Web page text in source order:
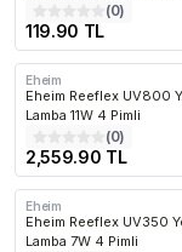
(0)
119.90 TL
Kargo Bedava
Eheim
Eheim Reeflex UV800
Lamba 11W 4 Pimli
(0)
2,559.90 TL
Kargo Bedava
Eheim
Eheim Reeflex UV350
Lamba 7W 4 Pimli